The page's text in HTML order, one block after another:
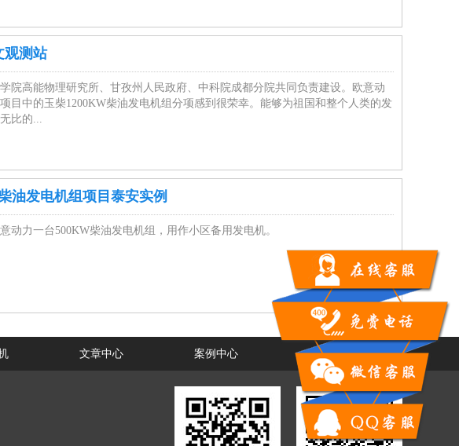
观测站
院高能物理研究所、甘孜州人民政府、中科院成都分院共同负责建设。欧意动
目中的玉柴1200KW柴油发电机组分项感到很荣幸。能够为祖国和整个人类的发
比的...
油发电机组项目泰安实例
动力一台500KW柴油发电机组，用作小区备用发电机。
文章中心 案例中心 联系我们
18365626116